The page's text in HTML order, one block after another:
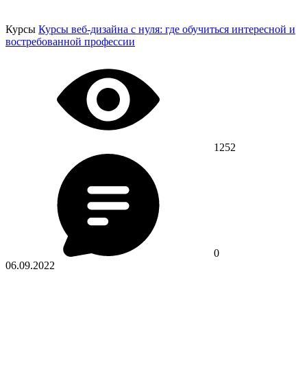
Курсы Курсы веб-дизайна с нуля: где обучиться интересной и
востребованной профессии
1252
0
06.09.2022